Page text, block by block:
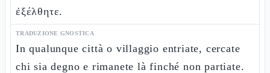
ἐξέλθητε.
TRADUZIONE GNOSTICA
In qualunque città o villaggio entriate, cercate
chi sia degno e rimanete là finché non partiate.